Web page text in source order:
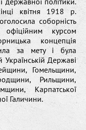
квітня 1918 р.
соборність
офіційним курсом
концепція
за мету і була
Державі
Гомельщини,
Рильщини,
Карпатської
Галичини.